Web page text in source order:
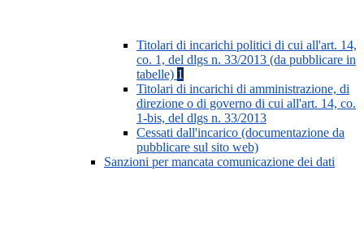
Titolari di incarichi politici di cui all'art. 14,
co. 1, del dlgs n. 33/2013 (da pubblicare in
tabelle) 1
Titolari di incarichi di amministrazione, di
direzione o di governo di cui all'art. 14, co.
1-bis, del dlgs n. 33/2013
Cessati dall'incarico (documentazione da
pubblicare sul sito web)
Sanzioni per mancata comunicazione dei dati